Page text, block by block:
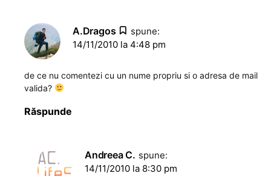
A.Dragos
spune:
14/11/2010 la 4:48 pm
de ce nu comentezi cu un nume propriu si o adresa de mail
valida?
Răspunde
Andreea C. spune:
14/11/2010 la 8:30 pm